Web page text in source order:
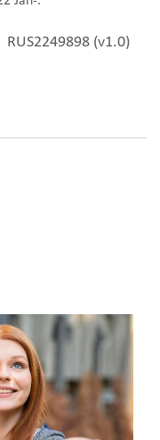
RUS2249898 (v1.0)